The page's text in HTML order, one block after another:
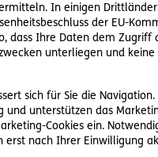
In einigen
der EU-
dass Ihre Daten dem
unterliegen und
sich für Sie die
und unterstützen das
Cookies ein.
erst nach Ihrer Einwilligung
von über 5.000
eine relative
lassen.